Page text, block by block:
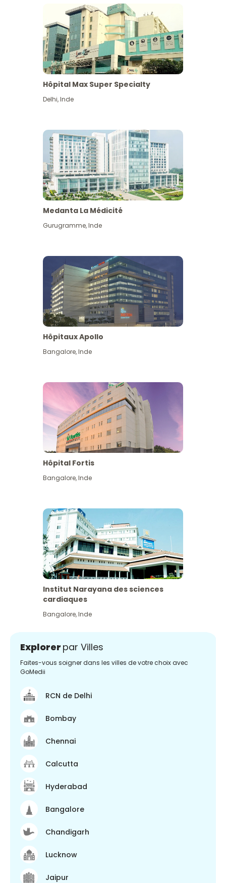
Hôpital Max Super Specialty
Delhi,Inde
Medanta La Médicité
Gurugramme,Inde
Hôpitaux Apollo
Bangalore,Inde
Hôpital Fortis
Bangalore,Inde
Institut Narayana des sciences
cardiaques
Bangalore,Inde
Explorer par Villes
Faites-vous soigner dans les villes de votre choix avec
GoMedii
RCN de Delhi
Bombay
Chennai
Calcutta
Hyderabad
Bangalore
Chandigarh
Lucknow
Jaipur